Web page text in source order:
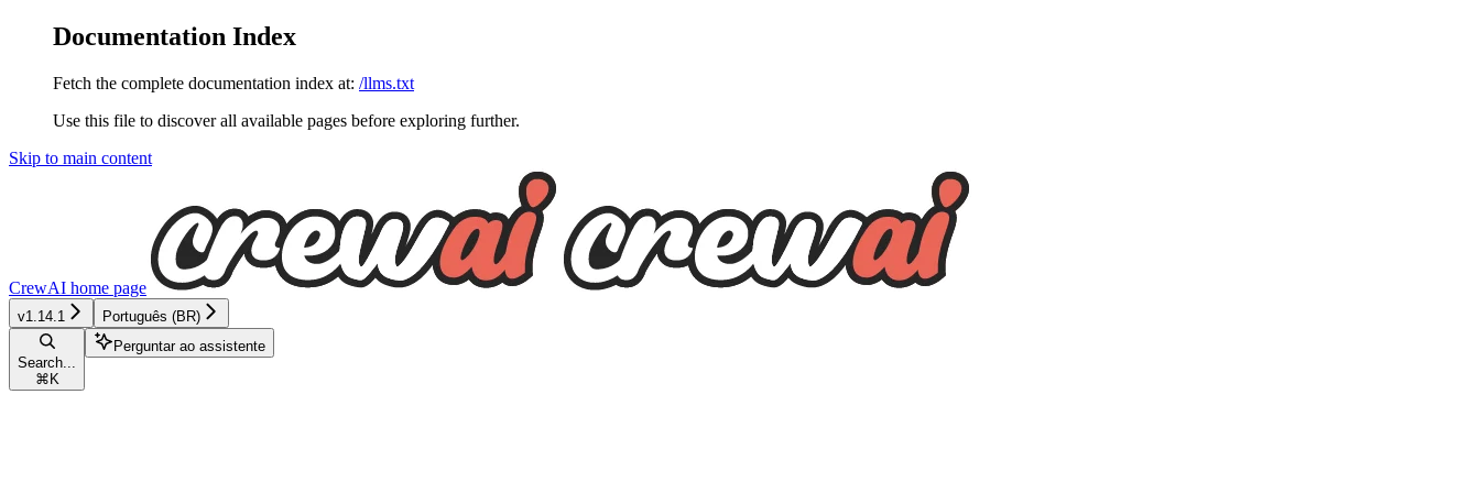
Documentation Index
Fetch the complete documentation index at: /llms.txt
Use this file to discover all available pages before exploring further.
Skip to main content
CrewAI home page
v1.14.1 Português (BR)
Search...
⌘ K
Perguntar ao assistente